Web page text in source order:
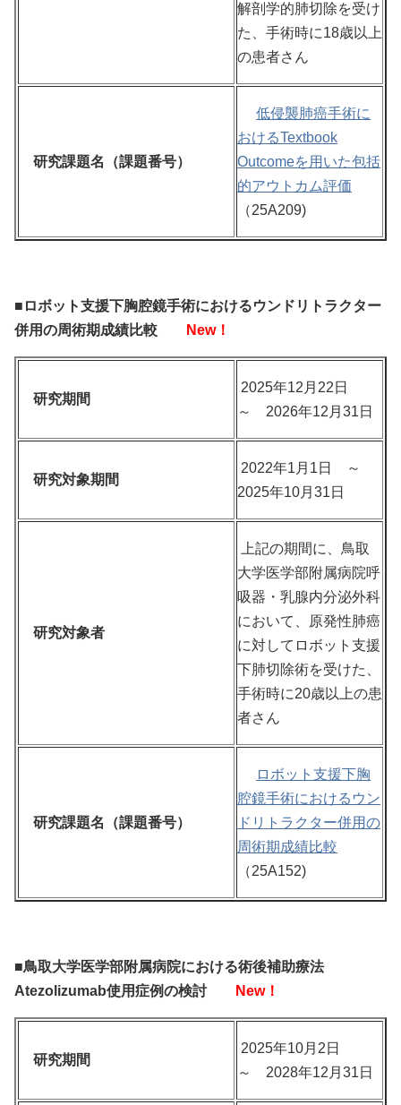
解剖学的肺切除を受け
た、手術時に18歳以上
の患者さん
研究課題名（課題番号）
低侵襲肺癌手術に
おけるTextbook
Outcomeを用いた包括
的アウトカム評価
（25A209)
■ロボット支援下胸腔鏡手術におけるウンドリトラクター
併用の周術期成績比較
New！
研究期間
2025年12月22日
～ 2026年12月31日
研究対象期間
2022年1月1日 ～
2025年10月31日
研究対象者
上記の期間に、鳥取
大学医学部附属病院呼
吸器・乳腺内分泌外科
において、原発性肺癌
に対してロボット支援
下肺切除術を受けた、
手術時に20歳以上の患
者さん
研究課題名（課題番号）
ロボット支援下胸
腔鏡手術におけるウン
ドリトラクター併用の
周術期成績比較
（25A152)
■鳥取大学医学部附属病院における術後補助療法
Atezolizumab使用症例の検討
New！
研究期間
2025年10月2日
～ 2028年12月31日